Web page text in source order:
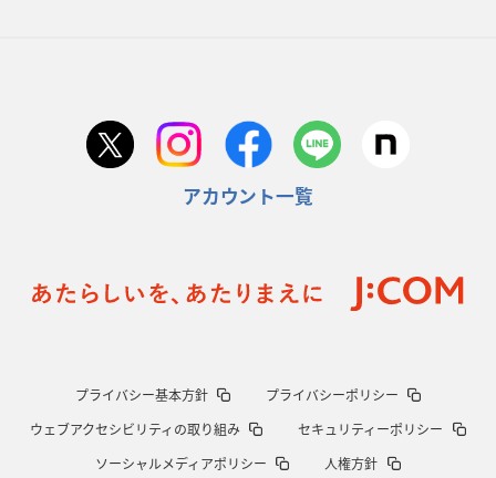
アカウント一覧
プライバシー基本方針
プライバシーポリシー
ウェブアクセシビリティの取り組み
セキュリティーポリシー
ソーシャルメディアポリシー
人権方針